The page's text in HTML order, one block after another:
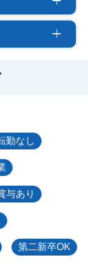
勤なし
与あり
第二新卒OK